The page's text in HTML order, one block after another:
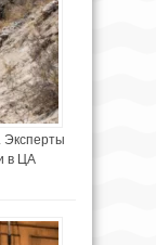
Эксперты
в ЦА